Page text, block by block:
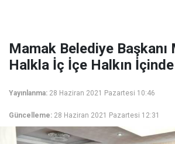
Mamak Belediye
Halkla İç İçe Halkın İçinde
Yayınlanma: 28 Haziran 2021 Pazartesi 10:46
Güncelleme: 28 Haziran 2021 Pazartesi 12:31